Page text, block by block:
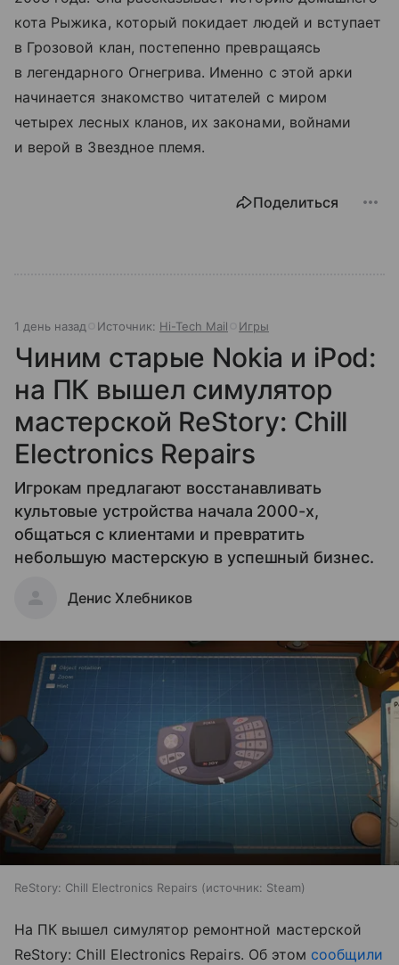
кота Рыжика, который покидает людей и вступает
в Грозовой клан, постепенно превращаясь
в легендарного Огнегрива. Именно с этой арки
начинается знакомство читателей с миром
четырех лесных кланов, их законами, войнами
и верой в Звездное племя.
Поделиться
1 день назад Источник: Hi-Tech Mail Игры
Чиним старые Nokia и iPod:
на ПК вышел симулятор
мастерской ReStory: Chill
Electronics Repairs
Игрокам предлагают восстанавливать
культовые устройства начала 2000-х,
общаться с клиентами и превратить
небольшую мастерскую в успешный бизнес.
Денис Хлебников
ReStory: Chill Electronics Repairs источник: Steam
На ПК вышел симулятор ремонтной мастерской
ReStory: Chill Electronics Repairs. Об этом сообщили